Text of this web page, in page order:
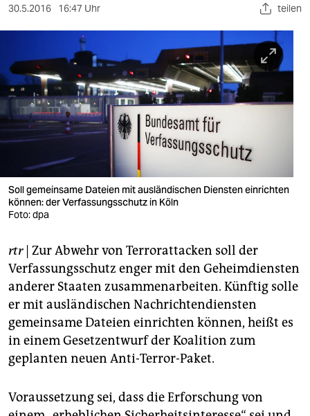
sport
nord
wahrheit
verlag
verlag
veranstaltungen
shop
fragen & hilfe
unterstützen
abo
genossenschaft
epaper login
30.5.2016 16:47 Uhr teilen
Soll gemeinsame Dateien mit ausländischen Diensten einrichten
können: der Verfassungsschutz in Köln
Foto: dpa
rtr| Zur Abwehr von Terrorattacken soll der
Verfassungsschutz enger mit den Geheimdiensten
anderer Staaten zusammenarbeiten. Künftig solle
er mit ausländischen Nachrichtendiensten
gemeinsame Dateien einrichten können, heißt es
in einem Gesetzentwurf der Koalition zum
geplanten neuen Anti-Terror-Paket.
Voraussetzung sei, dass die Erforschung von